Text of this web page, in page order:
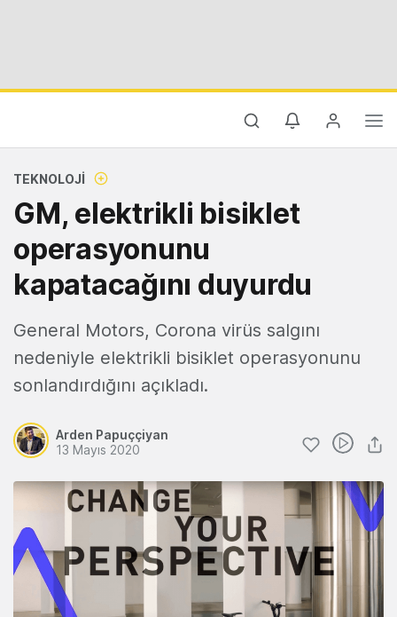
TEKNOLOJI
GM, elektrikli bisiklet
operasyonunu
kapatacağını duyurdu
General Motors, Corona virüs salgını
nedeniyle elektrikli bisiklet operasyonunu
sonlandırdığını açıkladı.
Arden Papuççiyan
13 Mayıs 2020